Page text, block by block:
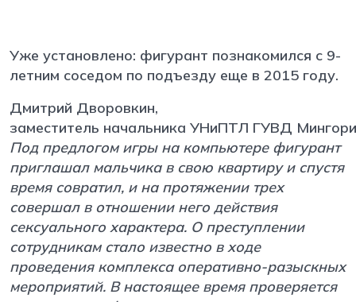
Уже установлено: фигурант познакомился с 9-
летним соседом по подъезду еще в 2015 году.
Дмитрий Дворовкин,
заместитель начальника УНиПТЛ ГУВД
Под предлогом игры на компьютере фигурант
приглашал мальчика в свою квартиру и спустя
время совратил, и на протяжении трех
совершал в отношении него действия
сексуального характера. О преступлении
сотрудникам стало известно в ходе
проведения комплекса оперативно-разыскных
мероприятий. В настоящее время проверяется